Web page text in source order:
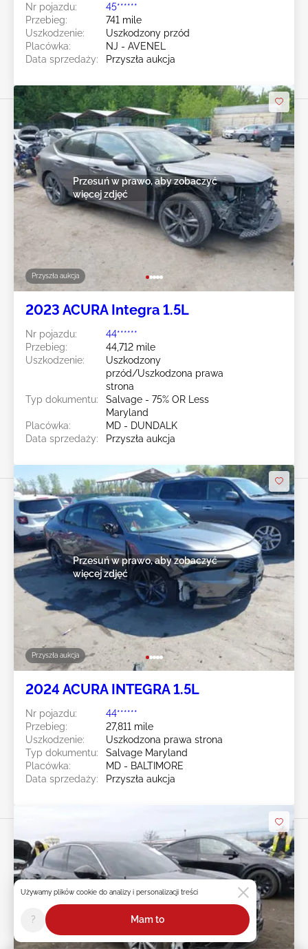
Nr pojazdu:
45******
Przebieg:
741 mile
Uszkodzenie:
Uszkodzony przód
Placówka:
NJ - AVENEL
Data sprzedaży:
Przyszła aukcja
Przyszła aukcja
Przesuń w prawo, aby zobaczyć
więcej zdjęć
2023 ACURA Integra 1.5L
Nr pojazdu:
44******
Przebieg:
44,712 mile
Uszkodzenie:
Uszkodzony
przód/Uszkodzona prawa
strona
Typ dokumentu:
Salvage - 75% OR Less
Maryland
Placówka:
MD - DUNDALK
Data sprzedaży:
Przyszła aukcja
Przyszła aukcja
Przesuń w prawo, aby zobaczyć
więcej zdjęć
2024 ACURA INTEGRA 1.5L
Nr pojazdu:
44******
Przebieg:
27,811 mile
Uszkodzenie:
Uszkodzona prawa strona
Typ dokumentu:
Salvage Maryland
Placówka:
MD - BALTIMORE
Data sprzedaży:
Przyszła aukcja
Używamy plików cookie do analizy i personalizacji treści
? Mam to